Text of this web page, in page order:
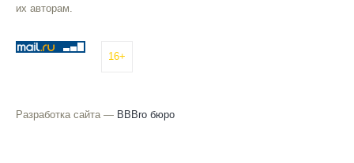
их авторам.
16+
Разработка сайта — BBBro бюро